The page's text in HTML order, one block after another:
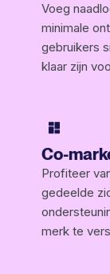
Voeg
minimale
gebruikers
klaar zijn
Co-
Profiteer
gedeelde
merk te